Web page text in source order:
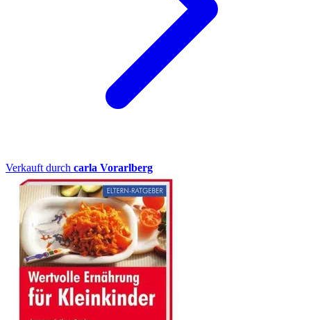
Verkauft durch carla Vorarlberg